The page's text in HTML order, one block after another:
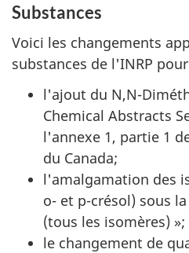
Substances
Voici les changements
substances de l'INRP
l'ajout du N,N-
Chemical Abstracts
l'annexe 1, partie 1
du Canada;
l'amalgamation des
o- et p-crésol) sous
(tous les isomères) »;
le changement de